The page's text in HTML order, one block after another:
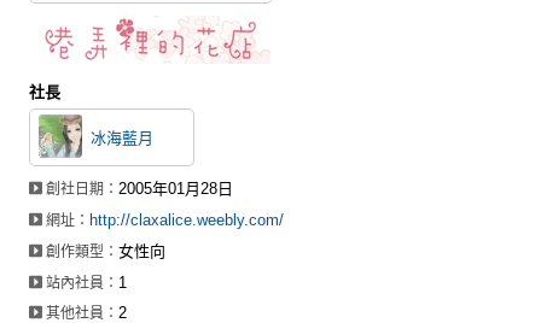
社長
冰海藍月
創社日期：2005年01月28日
網址： http://claxalice.weebly.com/
創作類型：女性向
站內社員： 1
其他社員：2